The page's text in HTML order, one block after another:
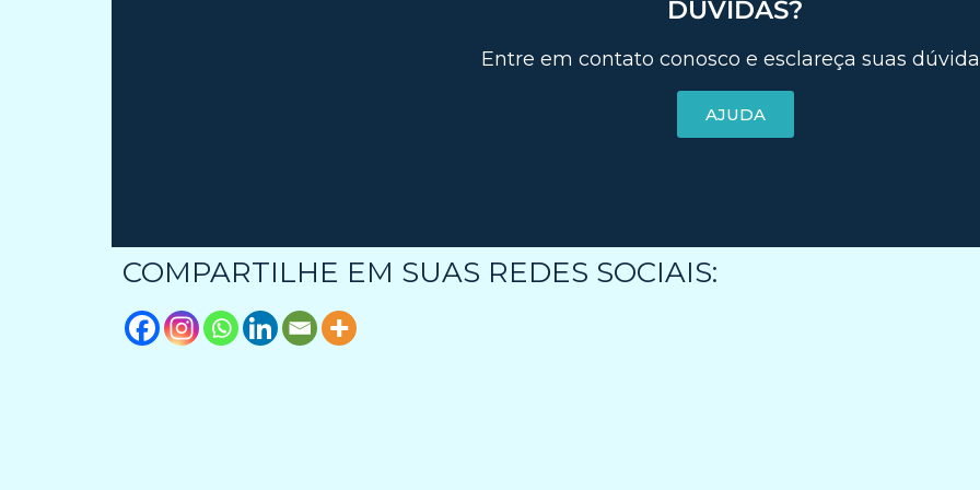
DÚVIDAS?
Entre em contato conosco e esclareça suas
AJUDA
COMPARTILHE EM SUAS REDES SOCIAIS: